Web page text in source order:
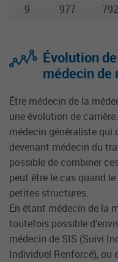
9
977 792
Évolution
médecin de
Être médecin de la
une évolution de
médecin généraliste qui
devenant médecin du
possible de combiner
peut être le cas quand
petites structures.
En étant médecin de la
toutefois possible
médecin de SIS (Suivi
Individuel Renforcé), ou